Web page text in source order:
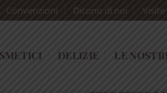
Convenzioni Dicono di noi
DELIZIE LE